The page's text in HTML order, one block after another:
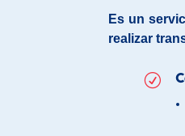
Es un
realizar
R